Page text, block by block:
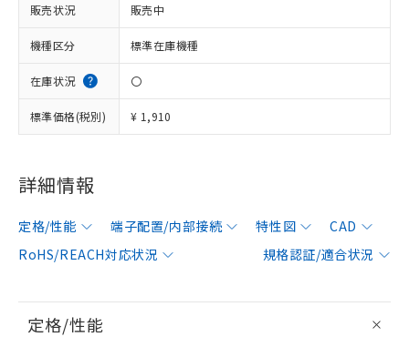
販売状況 販売中
機種区分 標準在庫機種
在庫状況 〇
標準価格(税別) ¥ 1,910
詳細情報
定格/性能 端子配置/内部接続 特性図
CAD
RoHS/REACH対応状況
規格認証/適合状況
定格/性能